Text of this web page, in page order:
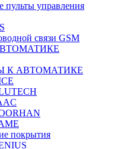
пульты управления
связи GSM
К АВТОМАТИКЕ
покрытия